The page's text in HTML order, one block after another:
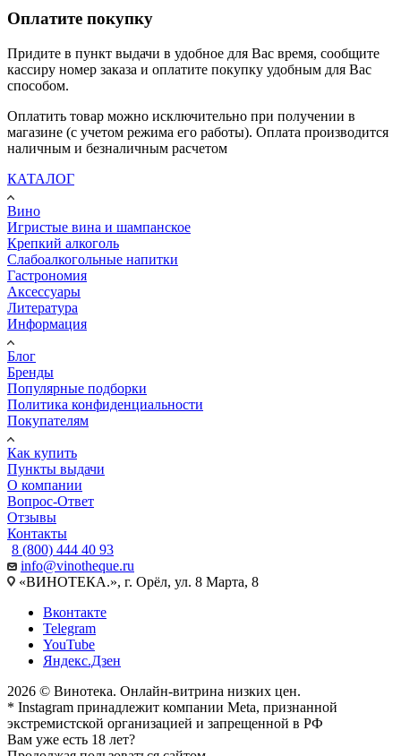
Оплатите покупку
Придите в пункт выдачи в удобное для Вас время, сообщите
кассиру номер заказа и оплатите покупку удобным для Вас
способом.
Оплатить товар можно исключительно при получении в
магазине (с учетом режима его работы). Оплата производится
наличным и безналичным расчетом
КАТАЛОГ
Вино
Игристые вина и шампанское
Крепкий алкоголь
Слабоалкогольные напитки
Гастрономия
Аксессуары
Литература
Информация
Блог
Бренды
Популярные подборки
Политика конфиденциальности
Покупателям
Как купить
Пункты выдачи
О компании
Вопрос-Ответ
Отзывы
Контакты
8 (800) 444 40 93
info@vinotheque.ru
«ВИНОТЕКА.», г. Орёл, ул. 8 Марта, 8
Вконтакте
Telegram
YouTube
Яндекс.Дзен
2026 © Винотека. Онлайн-витрина низких цен.
* Instagram принадлежит компании Meta, признанной
экстремистской организацией и запрещенной в РФ
Вам уже есть 18 лет?